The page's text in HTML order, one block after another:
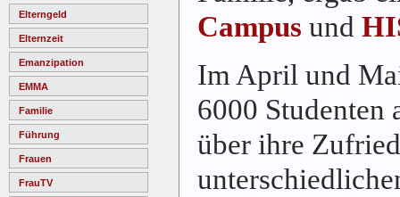
Elterngeld
Elternzeit
Emanzipation
EMMA
Familie
Führung
Frauen
FrauTV
Campus und
Im April und
6000 Studenten
über ihre